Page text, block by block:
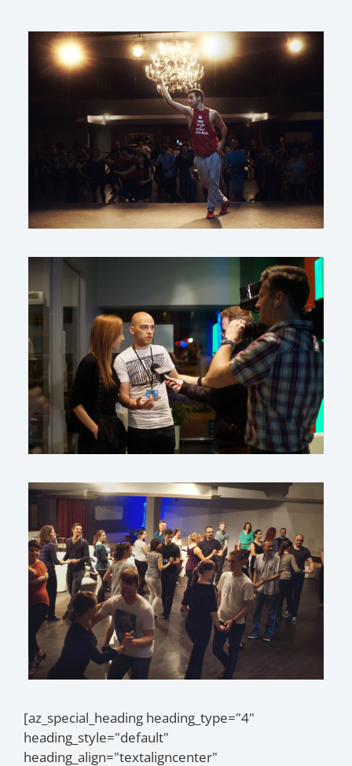
[az_special_heading heading_type="4"
heading_style="default"
heading_align="textaligncenter"